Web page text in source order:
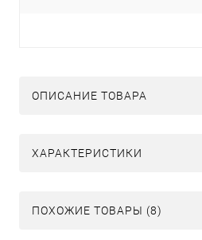
ОПИСАНИЕ ТОВАРА
ХАРАКТЕРИСТИКИ
ПОХОЖИЕ ТОВАРЫ (8)